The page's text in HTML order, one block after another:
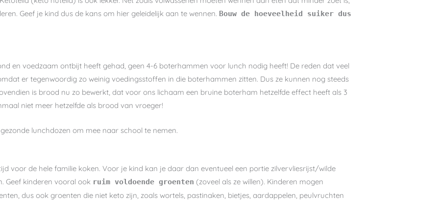
Geef je kind dus de kans om hier geleidelijk aan te wennen. Bouw de hoeveelheid suiker dus
en voedzaam ontbijt heeft gehad, geen 4-6 boterhammen voor lunch nodig heeft! De reden dat veel
er tegenwoordig zo weinig voedingsstoffen in die boterhammen zitten. Dus ze kunnen nog steeds
is brood nu zo bewerkt, dat voor ons lichaam een bruine boterham hetzelfde effect heeft als 3
niet meer hetzelfde als brood van vroeger!
lunchdozen om mee naar school te nemen.
voor de hele familie koken. Voor je kind kan je daar dan eventueel een portie zilvervliesrijst/wilde
Geef kinderen vooral ook ruim voldoende groenten (zoveel als ze willen). Kinderen mogen
dus ook groenten die niet keto zijn, zoals wortels, pastinaken, bietjes, aardappelen, peulvruchten